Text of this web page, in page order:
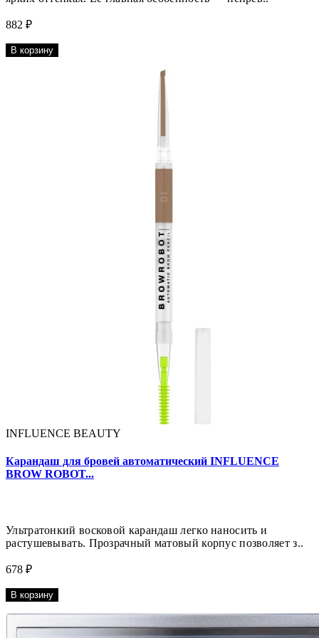
882 ₽
В корзину
INFLUENCE BEAUTY
Карандаш для бровей автоматический INFLUENCE
BROW ROBOT...
Ультратонкий восковой карандаш легко наносить и
растушевывать. Прозрачный матовый корпус позволяет з..
678 ₽
В корзину